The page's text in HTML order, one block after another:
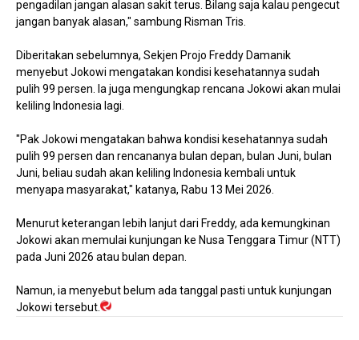
pengadilan jangan alasan sakit terus. Bilang saja kalau pengecut
jangan banyak alasan," sambung Risman Tris.
Diberitakan sebelumnya, Sekjen Projo Freddy Damanik
menyebut Jokowi mengatakan kondisi kesehatannya sudah
pulih 99 persen. Ia juga mengungkap rencana Jokowi akan mulai
keliling Indonesia lagi.
"Pak Jokowi mengatakan bahwa kondisi kesehatannya sudah
pulih 99 persen dan rencananya bulan depan, bulan Juni, bulan
Juni, beliau sudah akan keliling Indonesia kembali untuk
menyapa masyarakat," katanya, Rabu 13 Mei 2026.
Menurut keterangan lebih lanjut dari Freddy, ada kemungkinan
Jokowi akan memulai kunjungan ke Nusa Tenggara Timur (NTT)
pada Juni 2026 atau bulan depan.
Namun, ia menyebut belum ada tanggal pasti untuk kunjungan
Jokowi tersebut.